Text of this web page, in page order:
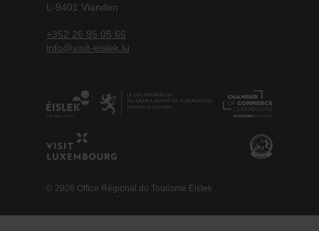
L-9401 Vianden
+352 26 95 05 66
info@visit-eislek.lu
© 2026 Office Régional du Tourisme Éislek